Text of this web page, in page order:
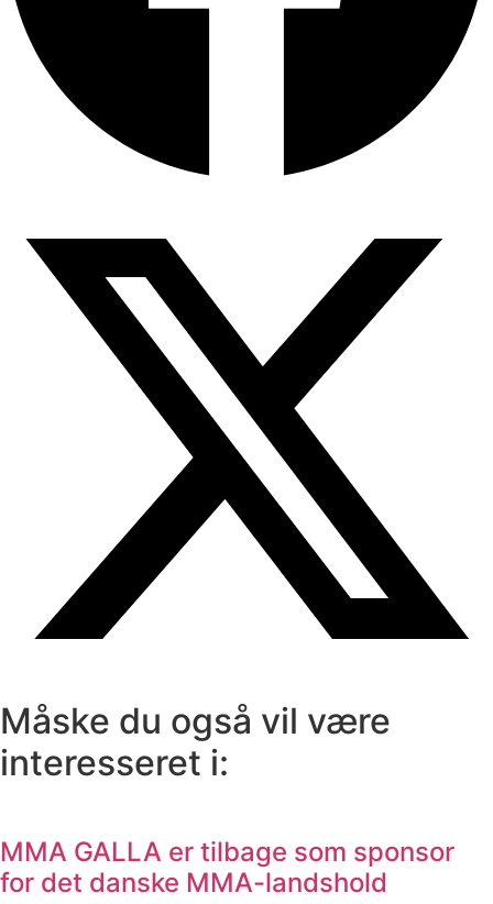
Måske du også vil være
interesseret i:
MMA GALLA er tilbage som sponsor
for det danske MMA-landshold